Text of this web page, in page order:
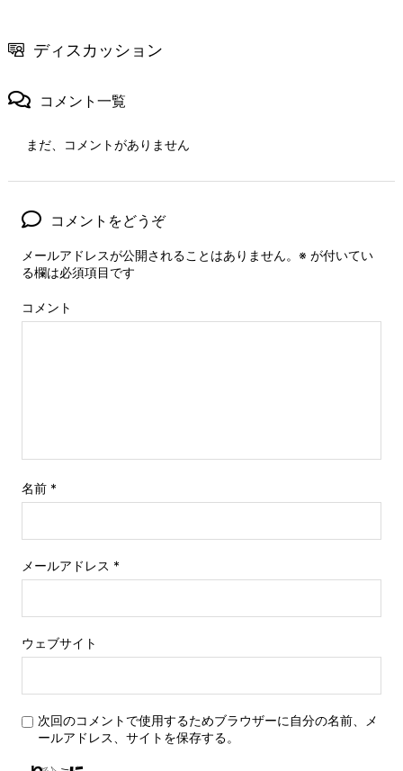
ディスカッション
コメント一覧
まだ、コメントがありません
コメントをどうぞ
メールアドレスが公開されることはありません。 ※ が付いてい
る欄は必須項目です
コメント
名前 *
メールアドレス *
ウェブサイト
次回のコメントで使用するためブラウザーに自分の名前、メ
ールアドレス、サイトを保存する。